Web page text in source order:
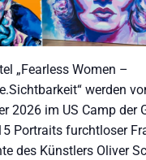
„Fearless Women –
werden
2026 im US Camp der
Portraits furchtloser
des Künstlers Oliver